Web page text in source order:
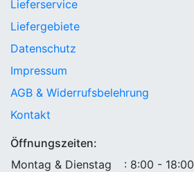
Lieferservice
Liefergebiete
Datenschutz
Impressum
AGB & Widerrufsbelehrung
Kontakt
Öffnungszeiten:
Montag & Dienstag
: 8:00 - 18:00